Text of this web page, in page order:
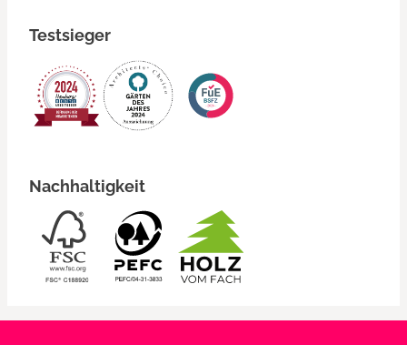
Testsieger
Nachhaltigkeit